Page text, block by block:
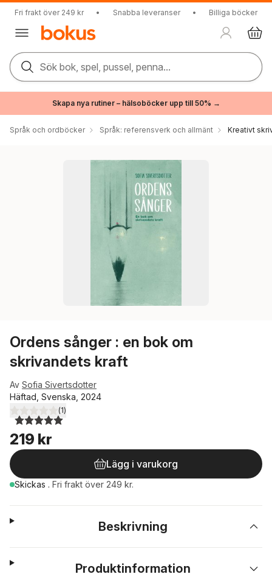
Fri frakt över 249 kr • Snabba leveranser • Billiga böcker
Sök bok, spel, pussel, penna...
Skapa nya rutiner – hälsoböcker upp till 50% →
Språk och ordböcker Språk: referensverk och allmänt Kreativt
Ordens sånger : en bok om
skrivandets kraft
Av Sofia Sivertsdotter
Häftad, Svenska, 2024
5,0utav 5 stjärnor. Totalt antal röster:
(1)
219 kr
Lägg i varukorg
Skickas . Fri frakt över 249 kr.
Beskrivning
Produktinformation